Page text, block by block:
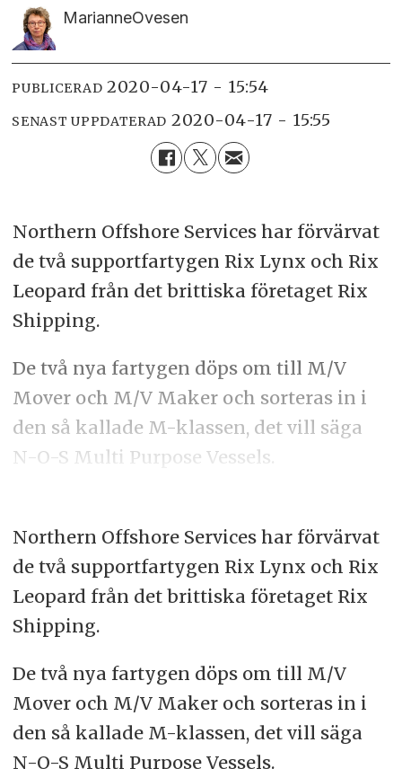
MarianneOvesen
PUBLICERAD 2020-04-17 - 15:54
SENAST UPPDATERAD 2020-04-17 - 15:55
Northern Offshore Services har förvärvat
de två supportfartygen Rix Lynx och Rix
Leopard från det brittiska företaget Rix
Shipping.
De två nya fartygen döps om till M/V
Mover och M/V Maker och sorteras in i
den så kallade M-klassen, det vill säga
N-O-S Multi Purpose Vessels.
Northern Offshore Services har förvärvat
de två supportfartygen Rix Lynx och Rix
Leopard från det brittiska företaget Rix
Shipping.
De två nya fartygen döps om till M/V
Mover och M/V Maker och sorteras in i
den så kallade M-klassen, det vill säga
N-O-S Multi Purpose Vessels.